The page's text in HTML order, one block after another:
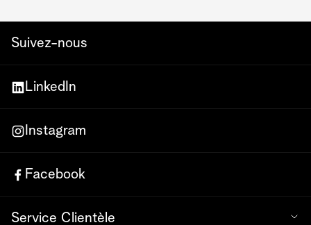
Suivez-nous
LinkedIn
Instagram
Facebook
Service Clientèle